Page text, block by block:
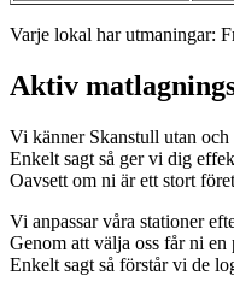
Varje lokal har utmaningar:
Aktiv
Vi känner Skanstull utan och
Enkelt sagt så ger vi dig
Oavsett om ni är ett stort
Vi anpassar våra stationer
Genom att välja oss får ni
Enkelt sagt så förstår vi de